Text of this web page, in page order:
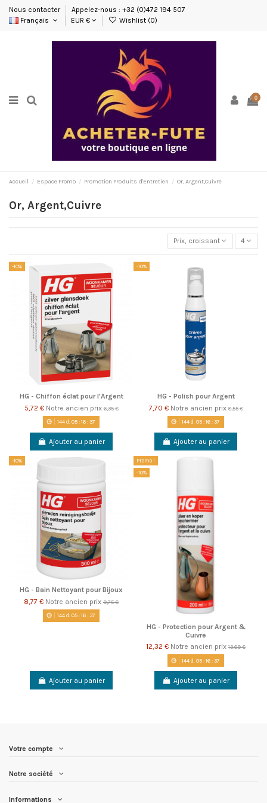
Nous contacter
Appelez-nous : +32 (0)472 194 507
Français
EUR € Wishlist (0)
0
Accueil Espace Promo Promotion Produits d'Entretien Or, Argent,Cuivre
Or, Argent,Cuivre
Prix, croissant 4
-10%
HG - Chiffon éclat pour l'Argent
5,72 € Notre ancien prix6,35 €
144d. 05:16:37
Ajouter au panier
-10%
HG - Polish pour Argent
7,70 € Notre ancien prix8,55 €
144d. 05:16:37
Ajouter au panier
-10%
HG - Bain Nettoyant pour Bijoux
8,77 € Notre ancien prix 9,75 €
144d.05:16:37
Ajouter au panier
Promo !
-10%
HG - Protection pour Argent &
Cuivre
12,32 € Notre ancien prix 13,69 €
144d. 05:16:37
Ajouter au panier
Votre compte
Notre société
Informations